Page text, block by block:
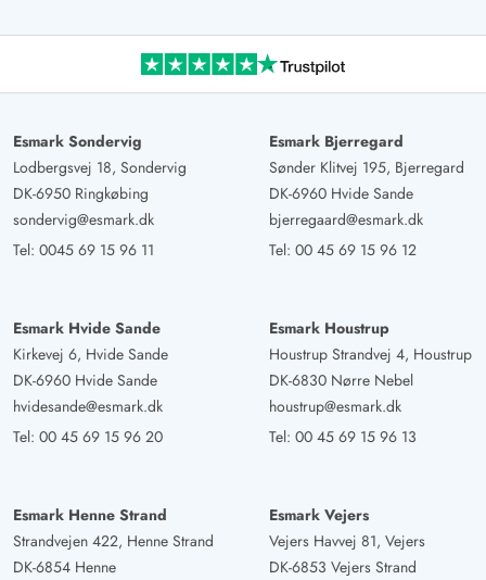
Esmark Sondervig
Lodbergsvej 18, Sondervig
DK-6950 Ringkøbing
sondervig@esmark.dk
Tel: 0045 69 15 96 11
Esmark Bjerregard
Sønder Klitvej 195, Bjerregard
DK-6960 Hvide Sande
bjerregaard@esmark.dk
Tel: 00 45 69 15 96 12
Esmark Hvide Sande
Kirkevej 6, Hvide Sande
DK-6960 Hvide Sande
hvidesande@esmark.dk
Tel: 00 45 69 15 96 20
Esmark Houstrup
Houstrup Strandvej 4, Houstrup
DK-6830 Nørre Nebel
houstrup@esmark.dk
Tel: 00 45 69 15 96 13
Esmark Henne Strand
Strandvejen 422, Henne Strand
DK-6854 Henne
Esmark Vejers
Vejers Havvej 81, Vejers
DK-6853 Vejers Strand